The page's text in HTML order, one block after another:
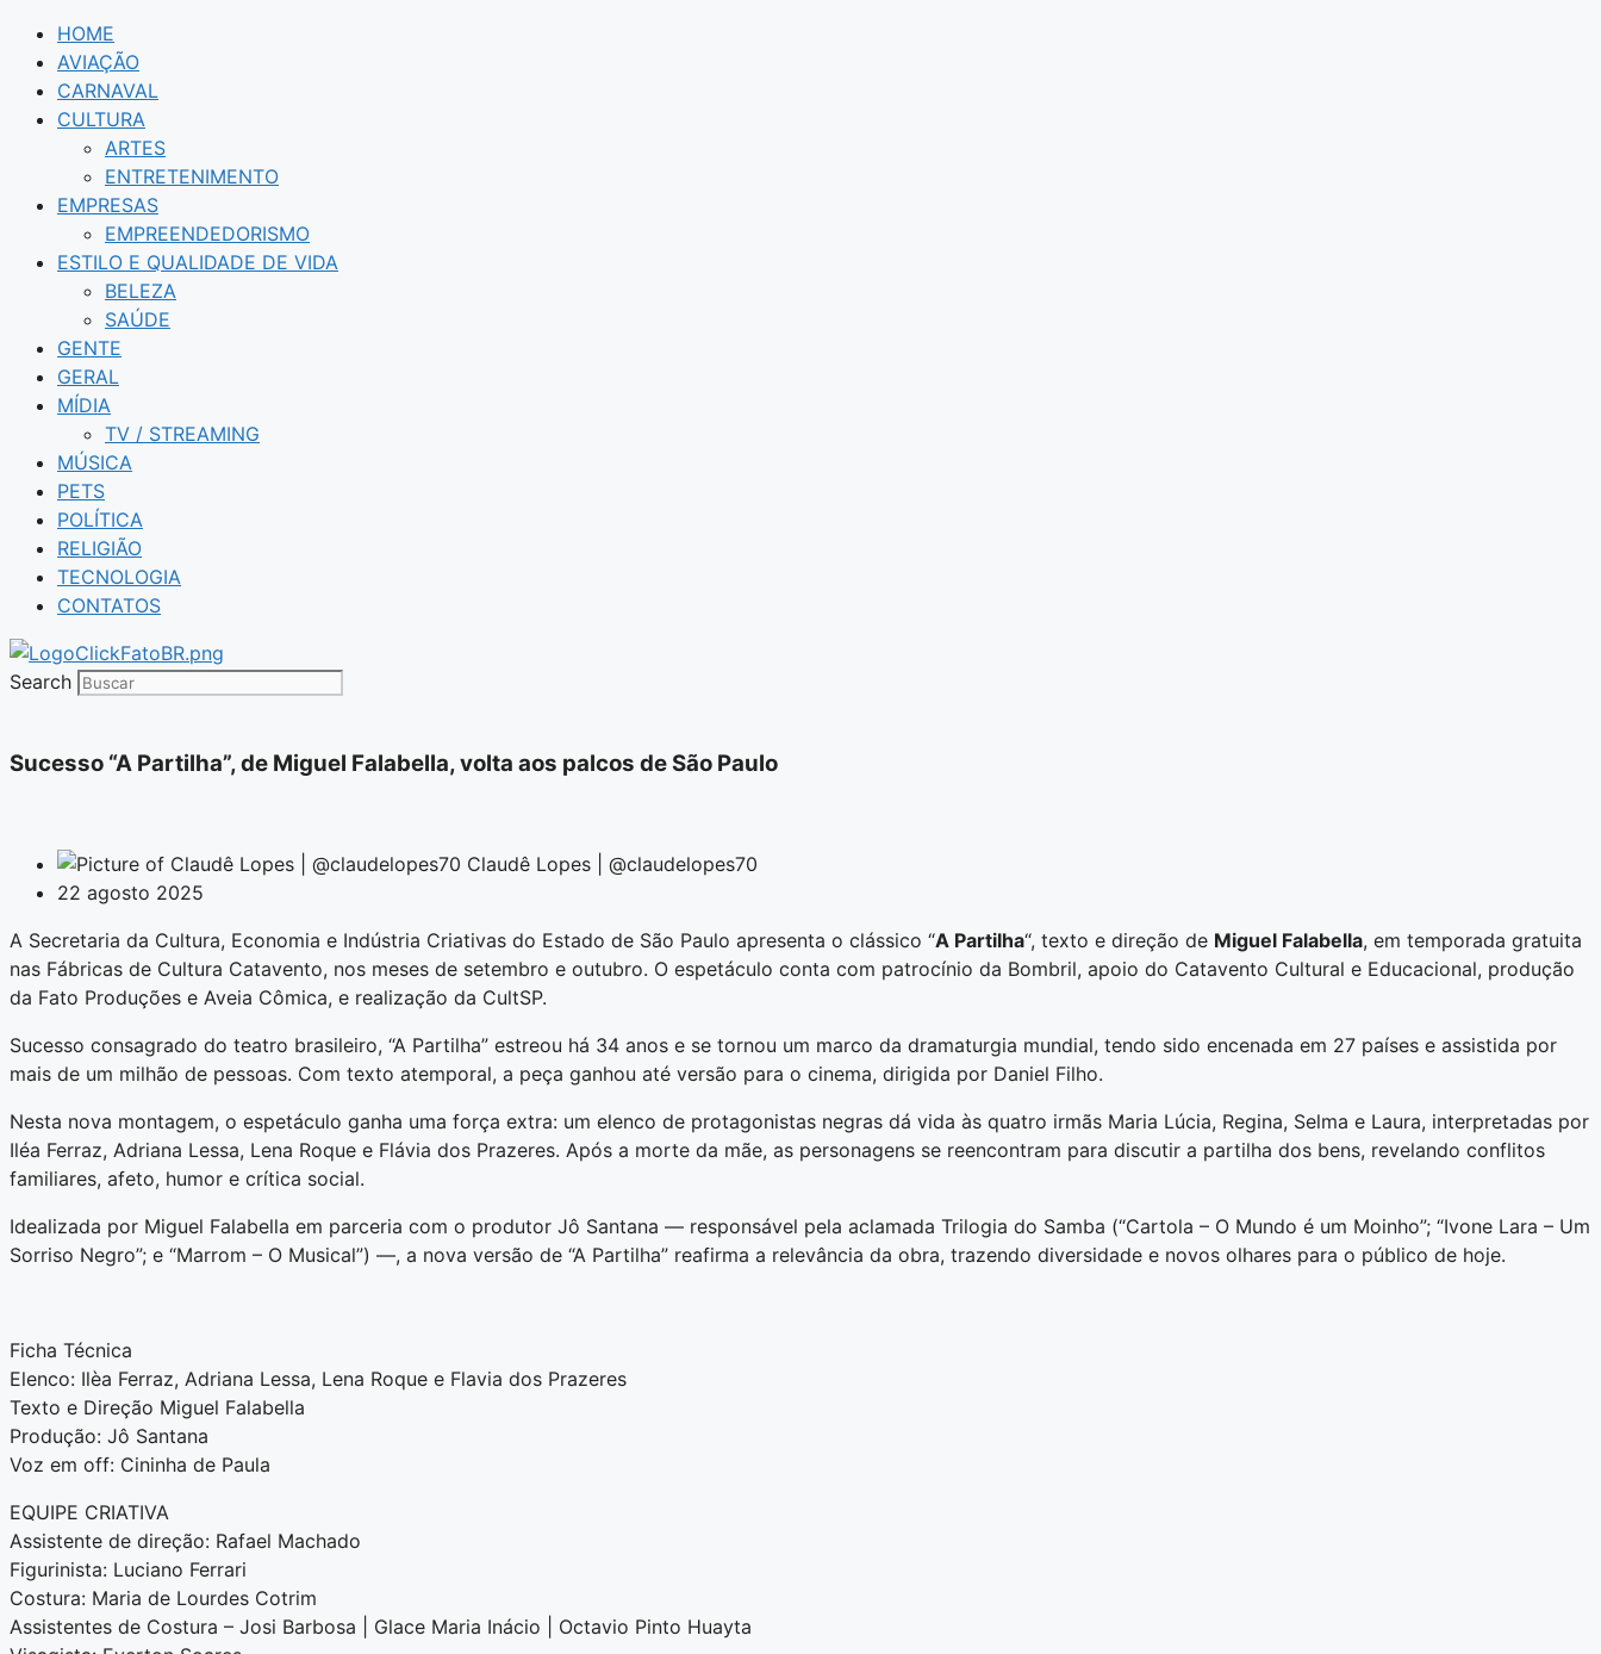
HOME
AVIAÇÃO
CARNAVAL
CULTURA
ARTES
ENTRETENIMENTO
EMPRESAS
EMPREENDEDORISMO
ESTILO E QUALIDADE DE VIDA
BELEZA
SAÚDE
GENTE
GERAL
MÍDIA
TV / STREAMING
MÚSICA
PETS
POLÍTICA
RELIGIÃO
TECNOLOGIA
CONTATOS
Search
Sucesso “A Partilha”, de Miguel Falabella, volta aos palcos de São Paulo
Claudê Lopes | @claudelopes70
22 agosto 2025
A Secretaria da Cultura, Economia e Indústria Criativas do Estado de São Paulo apresenta o clássico “A Partilha“, texto e direção de Miguel Falabella, em temporada gratuita
nas Fábricas de Cultura Catavento, nos meses de setembro e outubro. O espetáculo conta com patrocínio da Bombril, apoio do Catavento Cultural e Educacional, produção
da Fato Produções e Aveia Cômica, e realização da CultSP.
Sucesso consagrado do teatro brasileiro, “A Partilha” estreou há 34 anos e se tornou um marco da dramaturgia mundial, tendo sido encenada em 27 países e assistida por
mais de um milhão de pessoas. Com texto atemporal, a peça ganhou até versão para o cinema, dirigida por Daniel Filho.
Nesta nova montagem, o espetáculo ganha uma força extra: um elenco de protagonistas negras dá vida às quatro irmãs Maria Lúcia, Regina, Selma e Laura, interpretadas por
Iléa Ferraz, Adriana Lessa, Lena Roque e Flávia dos Prazeres. Após a morte da mãe, as personagens se reencontram para discutir a partilha dos bens, revelando conflitos
familiares, afeto, humor e crítica social.
Idealizada por Miguel Falabella em parceria com o produtor Jô Santana — responsável pela aclamada Trilogia do Samba (“Cartola – O Mundo é um Moinho”; “Ivone Lara – Um
Sorriso Negro”; e “Marrom – O Musical”) —, a nova versão de “A Partilha” reafirma a relevância da obra, trazendo diversidade e novos olhares para o público de hoje.
Ficha Técnica
Elenco: Ilèa Ferraz, Adriana Lessa, Lena Roque e Flavia dos Prazeres
Texto e Direção Miguel Falabella
Produção: Jô Santana
Voz em off: Cininha de Paula
EQUIPE CRIATIVA
Assistente de direção: Rafael Machado
Figurinista: Luciano Ferrari
Costura: Maria de Lourdes Cotrim
Assistentes de Costura – Josi Barbosa | Glace Maria Inácio | Octavio Pinto Huayta